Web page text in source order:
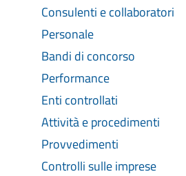
Consulenti e collaboratori
Personale
Bandi di concorso
Performance
Enti controllati
Attività e procedimenti
Provvedimenti
Controlli sulle imprese